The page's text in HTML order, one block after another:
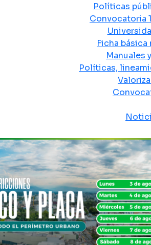
Políticas
Convocatoria
Ficha
Manuales
Políticas,